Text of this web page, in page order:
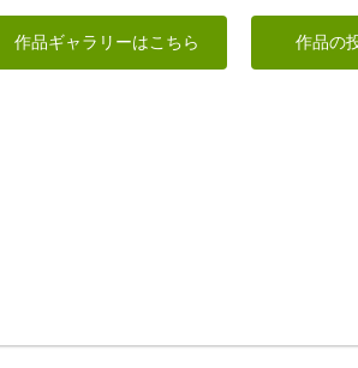
薩 庭の小人
MINI
観音さま
ta-chann
作品ギャラリーはこちら 作品の